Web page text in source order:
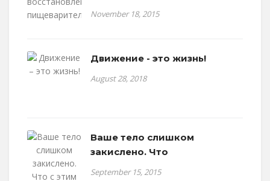
November 18, 2015
Движение - это жизнь!
August 28, 2018
Ваше тело слишком
закислено. Что
September 15, 2015